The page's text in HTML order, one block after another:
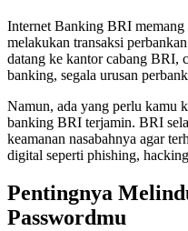
Internet Banking BRI memang
melakukan transaksi
datang ke kantor cabang BRI,
banking, segala urusan
Namun, ada yang perlu kamu
banking BRI terjamin. BRI
keamanan nasabahnya agar
digital seperti phishing,
Pentingnya
Passwordmu